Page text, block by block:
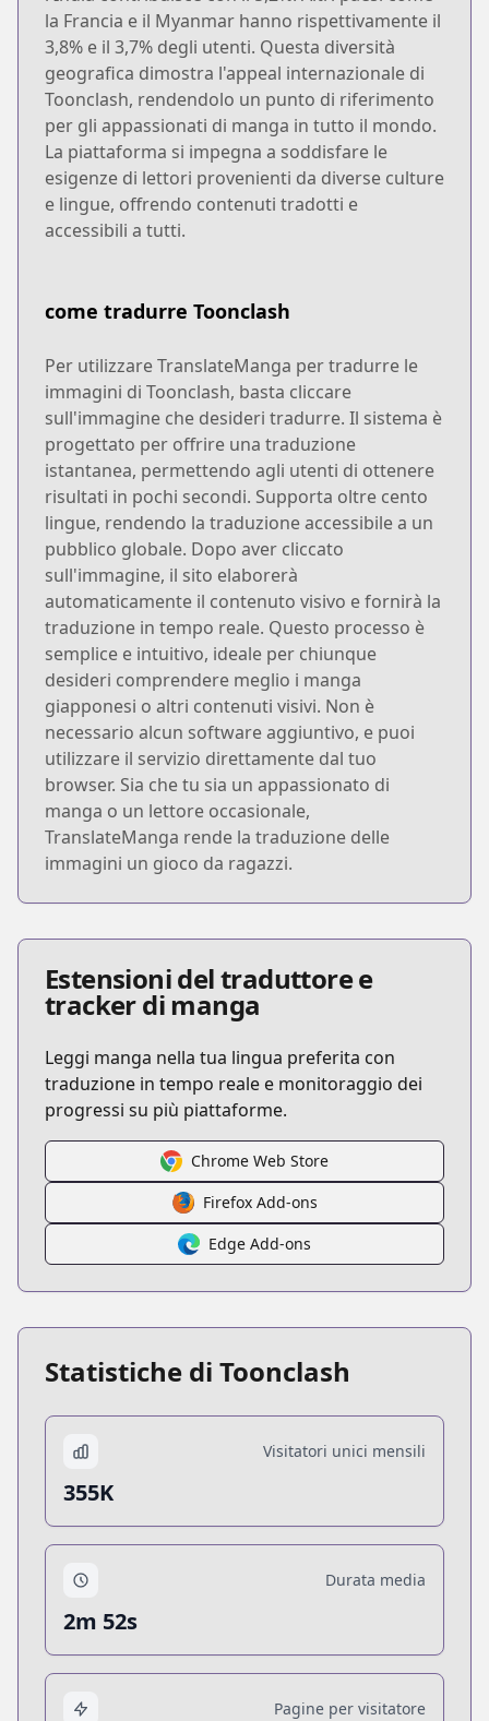
la Francia e il Myanmar hanno rispettivamente il
3,8% e il 3,7% degli utenti. Questa diversità
geografica dimostra l'appeal internazionale di
Toonclash, rendendolo un punto di riferimento
per gli appassionati di manga in tutto il mondo.
La piattaforma si impegna a soddisfare le
esigenze di lettori provenienti da diverse culture
e lingue, offrendo contenuti tradotti e
accessibili a tutti.
come tradurre Toonclash
Per utilizzare TranslateManga per tradurre le
immagini di Toonclash, basta cliccare
sull'immagine che desideri tradurre. Il sistema è
progettato per offrire una traduzione
istantanea, permettendo agli utenti di ottenere
risultati in pochi secondi. Supporta oltre cento
lingue, rendendo la traduzione accessibile a un
pubblico globale. Dopo aver cliccato
sull'immagine, il sito elaborerà
automaticamente il contenuto visivo e fornirà la
traduzione in tempo reale. Questo processo è
semplice e intuitivo, ideale per chiunque
desideri comprendere meglio i manga
giapponesi o altri contenuti visivi. Non è
necessario alcun software aggiuntivo, e puoi
utilizzare il servizio direttamente dal tuo
browser. Sia che tu sia un appassionato di
manga o un lettore occasionale,
TranslateManga rende la traduzione delle
immagini un gioco da ragazzi.
Estensioni del traduttore e
tracker di manga
Leggi manga nella tua lingua preferita con
traduzione in tempo reale e monitoraggio dei
progressi su più piattaforme.
Chrome Web Store
Firefox Add-ons
Edge Add-ons
Statistiche di Toonclash
Visitatori unici mensili
355K
Durata media
2m 52s
Pagine per visitatore